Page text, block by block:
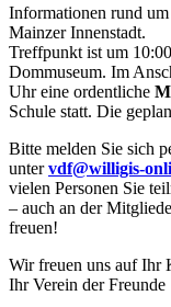
Informationen rund
Mainzer Innenstadt.
Treffpunkt ist um
Dommuseum. Im
Uhr eine ordentliche
Schule statt. Die
Bitte melden Sie sich
untervdf@willigis-
vielen Personen Sie
– auch an der
freuen!
Wir freuen uns auf Ihr
Ihr Verein der Freunde